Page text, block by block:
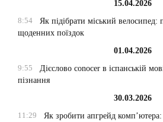
15.04.2026
8:54
Як підібрати міський велосипед:
щоденних поїздок
01.04.2026
9:55
Дієслово conocer в іспанській
пізнання
30.03.2026
11:29
Як зробити апгрейд